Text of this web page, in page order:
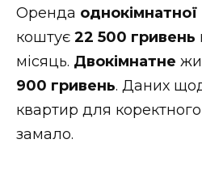
Оренда однокімнатної
коштує 22 500 гривень
місяць. Двокімнатне
900 гривень. Даних
квартир для
замало.